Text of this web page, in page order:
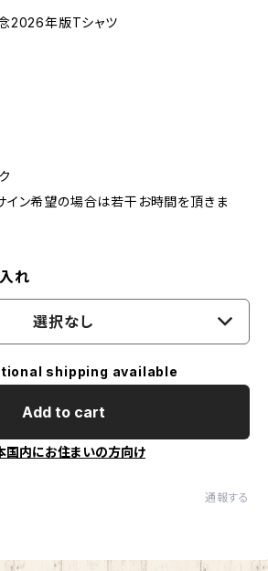
2026年版Tシャツ
イン希望の場合は若干お時間を頂きま
れ
選択なし
shipping available
Add to cart
国内にお住まいの方向け
通報する